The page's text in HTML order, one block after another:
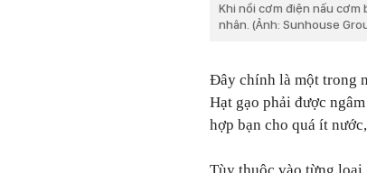
Khi nồi cơm điện nấu
nhân. (Ảnh: Sunhouse
Đây chính là một trong
Hạt gạo phải được
hợp bạn cho quá ít